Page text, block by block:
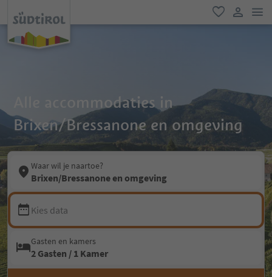
favoriet
Alle accommodaties in
Brixen/Bressanone en omgeving
Waar wil je naartoe?
Brixen/Bressanone en omgeving
Kies data
Gasten en kamers
2 Gasten / 1 Kamer